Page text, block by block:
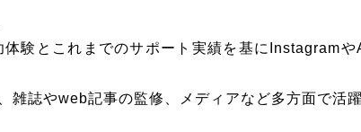
験とこれまでのサポート実績を基にInstagram
雑誌やweb記事の監修、メディアなど多方面で活躍